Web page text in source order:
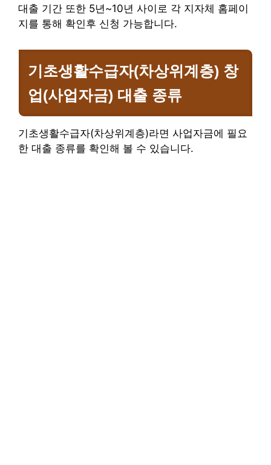
대출 기간 또한 5년~10년 사이로 각 지자체 홈페이
지를 통해 확인후 신청 가능합니다.
기초생활수급자(차상위계층) 창
업(사업자금) 대출 종류
기초생활수급자(차상위계층)라면 사업자금에 필요
한 대출 종류를 확인해 볼 수 있습니다.